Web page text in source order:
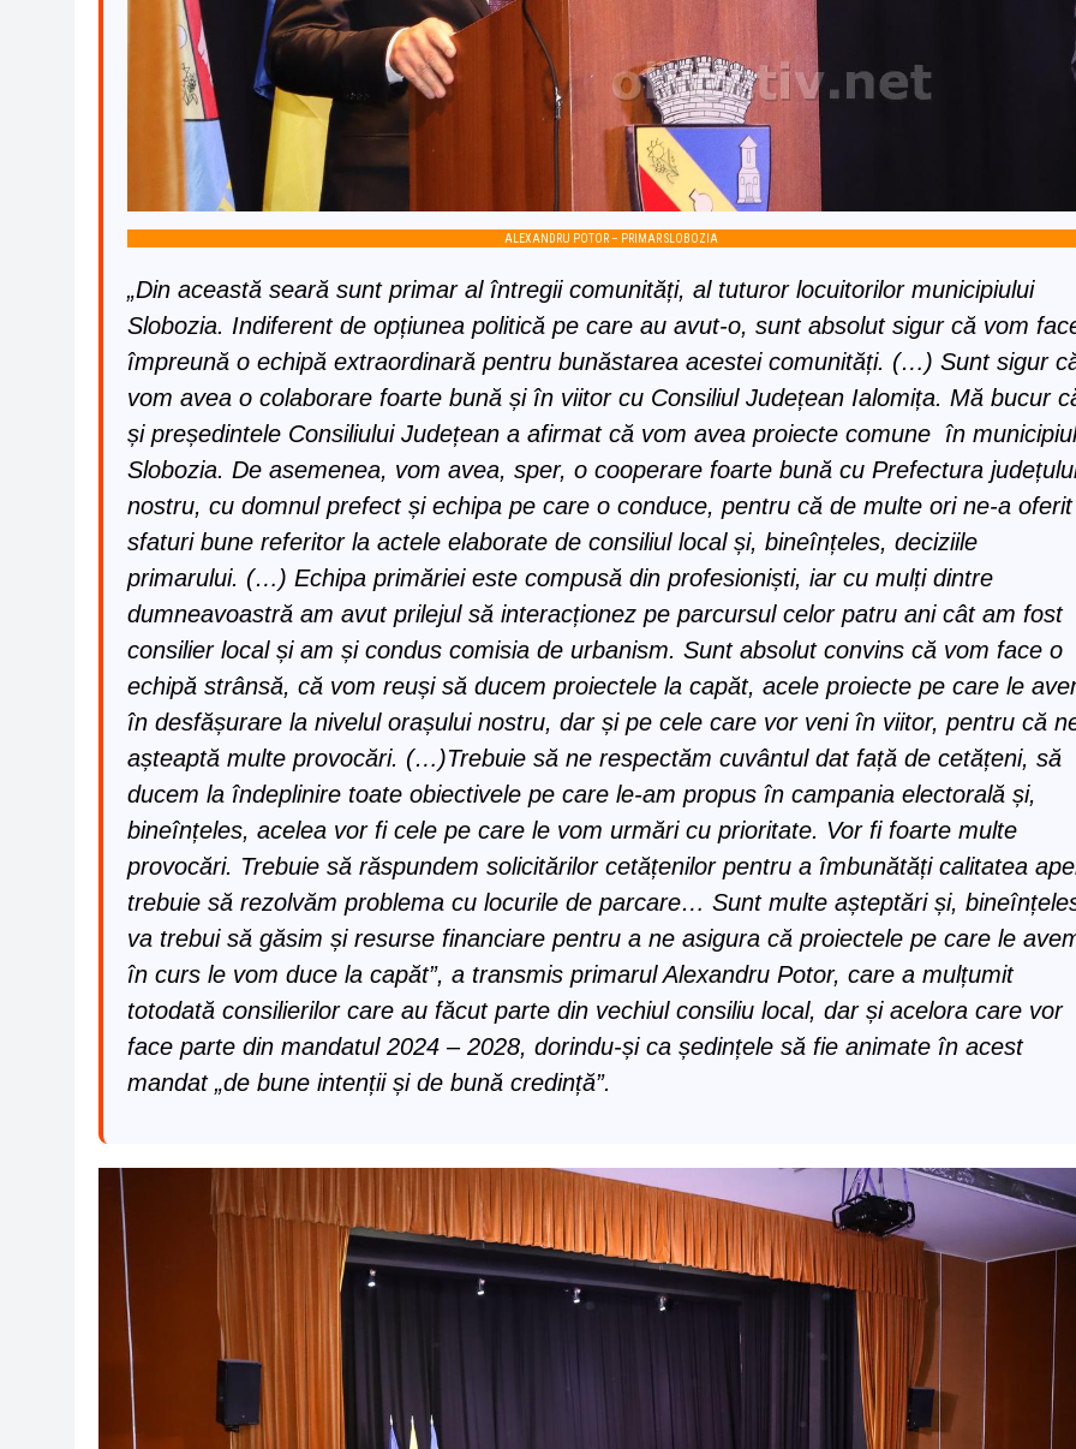
ALEXANDRU POTOR – PRIMAR SLOBOZIA
„Din această seară sunt primar al întregii comunități, al tuturor locuitorilor municipiului
Slobozia. Indiferent de opțiunea politică pe care au avut-o, sunt absolut sigur că vom
împreună o echipă extraordinară pentru bunăstarea acestei comunități. (…) Sunt sigur
vom avea o colaborare foarte bună și în viitor cu Consiliul Județean Ialomița. Mă bucur
și președintele Consiliului Județean a afirmat că vom avea proiecte comune în municipiul
Slobozia. De asemenea, vom avea, sper, o cooperare foarte bună cu Prefectura
nostru, cu domnul prefect și echipa pe care o conduce, pentru că de multe ori ne-a oferit
sfaturi bune referitor la actele elaborate de consiliul local și, bineînțeles, deciziile
primarului. (…) Echipa primăriei este compusă din profesioniști, iar cu mulți dintre
dumneavoastră am avut prilejul să interacționez pe parcursul celor patru ani cât am fost
consilier local și am și condus comisia de urbanism. Sunt absolut convins că vom face o
echipă strânsă, că vom reuși să ducem proiectele la capăt, acele proiecte pe care le
în desfășurare la nivelul orașului nostru, dar și pe cele care vor veni în viitor, pentru că
așteaptă multe provocări. (…)Trebuie să ne respectăm cuvântul dat față de cetățeni, să
ducem la îndeplinire toate obiectivele pe care le-am propus în campania electorală și,
bineînțeles, acelea vor fi cele pe care le vom urmări cu prioritate. Vor fi foarte multe
provocări. Trebuie să răspundem solicitărilor cetățenilor pentru a îmbunătăți calitatea
trebuie să rezolvăm problema cu locurile de parcare… Sunt multe așteptări și,
va trebui să găsim și resurse financiare pentru a ne asigura că proiectele pe care le
în curs le vom duce la capăt”, a transmis primarul Alexandru Potor, care a mulțumit
totodată consilierilor care au făcut parte din vechiul consiliu local, dar și acelora care vor
face parte din mandatul 2024 – 2028, dorindu-și ca ședințele să fie animate în acest
mandat „de bune intenții și de bună credință”.